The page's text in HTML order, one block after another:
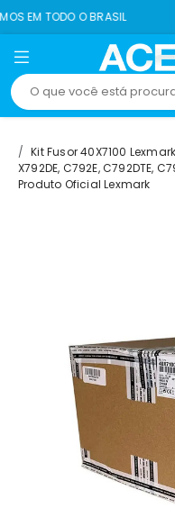
BRASIL
Kit Fusor 40X7100
X792DE, C792E, C792DTE,
Produto Oficial Lexmark